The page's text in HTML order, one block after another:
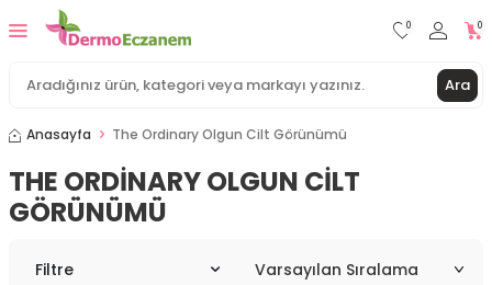
Ara
0 0
Anasayfa The Ordinary Olgun Cilt Görünümü
THE ORDINARY OLGUN CILT
GÖRÜNÜMÜ
Filtre